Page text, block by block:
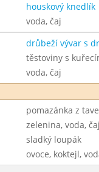
houskový knedlík
voda, čaj
drůbeží vývar s
těstoviny s
voda, čaj
pomazánka z
zelenina, voda,
sladký loupák
ovoce, koktejl,